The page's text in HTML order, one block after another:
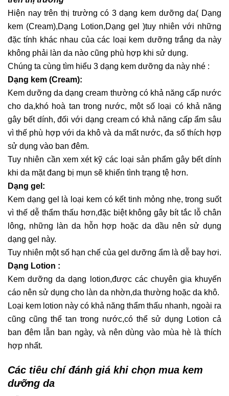
Hiện nay trên thị trường có 3 dạng kem dưỡng da( Dạng
kem (Cream),Dạng Lotion,Dạng gel )tuy nhiên với những
đặc tính khác nhau của các loại kem dưỡng trắng da này
không phải làn da nào cũng phù hợp khi sử dụng.
Chúng ta cùng tìm hiểu 3 dạng kem dưỡng da này nhé :
Dạng kem (Cream):
Kem dưỡng da dạng cream thường có khả năng cấp nước
cho da,khó hoà tan trong nước, một số loại có khả năng
gây bết dính, đối với dạng cream có khả năng cấp ẩm sâu
vì thế phù hợp với da khô và da mất nước, đa số thích hợp
sử dụng vào ban đêm.
Tuy nhiên cần xem xét kỹ các loại sản phẩm gây bết dính
khi da mặt đang bị mụn sẽ khiến tình trạng tệ hơn.
Dạng gel:
Kem dạng gel là loại kem có kết tinh mỏng nhẹ, trong suốt
vì thế dễ thẩm thấu hơn,đặc biệt không gây bít tắc lỗ chân
lông, những làn da hỗn hợp hoặc da dầu nên sử dụng
dạng gel này.
Tuy nhiên một số hạn chế của gel dưỡng ẩm là dễ bay hơi.
Dạng Lotion :
Kem dưỡng da dạng lotion,được các chuyên gia khuyến
cáo nên sử dụng cho làn da nhờn,da thường hoặc da khô.
Loại kem lotion này có khả năng thẩm thấu nhanh, ngoài ra
cũng cũng thể tan trong nước,có thể sử dụng Lotion cả
ban đêm lẫn ban ngày, và nên dùng vào mùa hè là thích
hợp nhất.
Các tiêu chí đánh giá khi chọn mua kem
dưỡng da